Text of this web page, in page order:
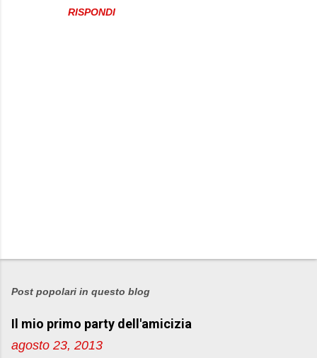
RISPONDI
P
s
a
u
Post popolari in questo blog
Il mio primo party dell'amicizia
agosto 23, 2013